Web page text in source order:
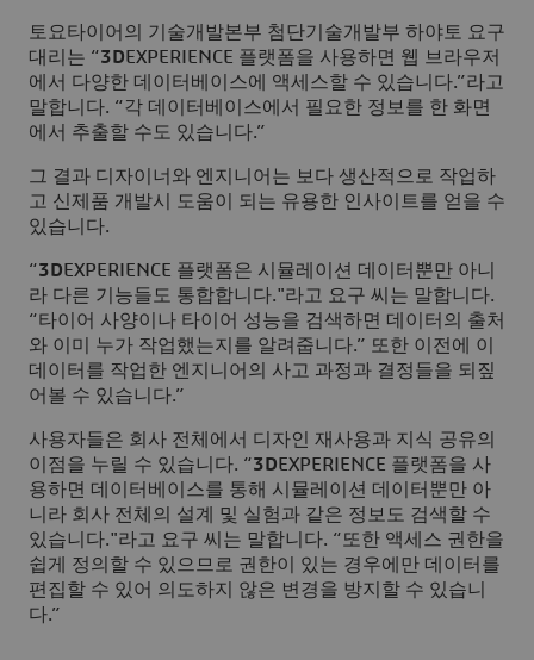
토요타이어의 기술개발본부 첨단기술개발부 하야토 요구
대리는 “3DEXPERIENCE 플랫폼을 사용하면 웹 브라우저
에서 다양한 데이터베이스에 액세스할 수 있습니다.”라고
말합니다. “각 데이터베이스에서 필요한 정보를 한 화면
에서 추출할 수도 있습니다.”
그 결과 디자이너와 엔지니어는 보다 생산적으로 작업하
고 신제품 개발시 도움이 되는 유용한 인사이트를 얻을 수
있습니다.
“3DEXPERIENCE 플랫폼은 시뮬레이션 데이터뿐만 아니
라 다른 기능들도 통합합니다."라고 요구 씨는 말합니다.
“타이어 사양이나 타이어 성능을 검색하면 데이터의 출처
와 이미 누가 작업했는지를 알려줍니다.” 또한 이전에 이
데이터를 작업한 엔지니어의 사고 과정과 결정들을 되짚
어볼 수 있습니다.”
사용자들은 회사 전체에서 디자인 재사용과 지식 공유의
이점을 누릴 수 있습니다. “3DEXPERIENCE 플랫폼을 사
용하면 데이터베이스를 통해 시뮬레이션 데이터뿐만 아
니라 회사 전체의 설계 및 실험과 같은 정보도 검색할 수
있습니다."라고 요구 씨는 말합니다. “또한 액세스 권한을
쉽게 정의할 수 있으므로 권한이 있는 경우에만 데이터를
편집할 수 있어 의도하지 않은 변경을 방지할 수 있습니
다.”